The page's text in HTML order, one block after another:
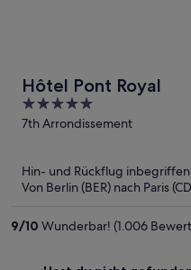
Hôtel Pont Royal
5
out
7th Arrondissement
Hin- und Rückflug inbegriffen
Von Berlin (BER) nach Paris
9/10 Wunderbar! (1.006